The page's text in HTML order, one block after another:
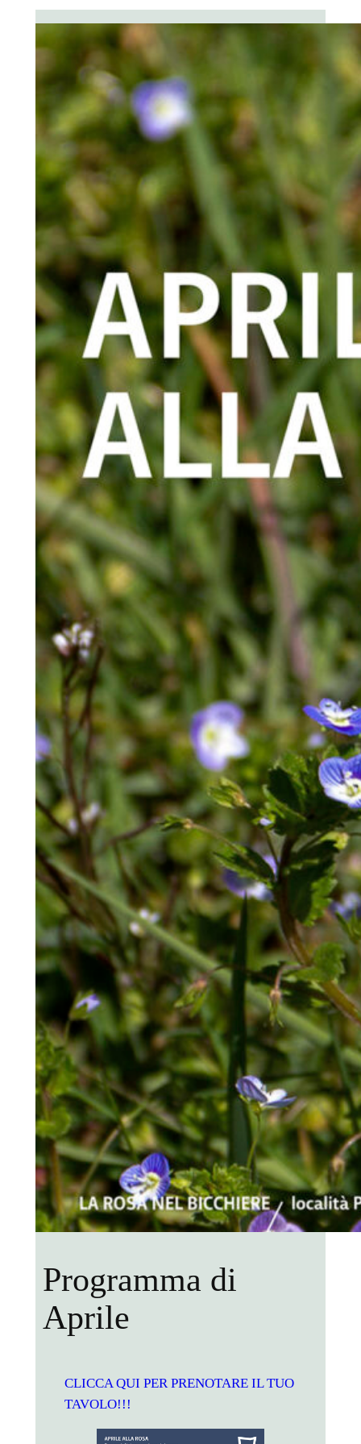
Programma di
Aprile
CLICCA QUI PER PRENOTARE IL TUO
TAVOLO!!!